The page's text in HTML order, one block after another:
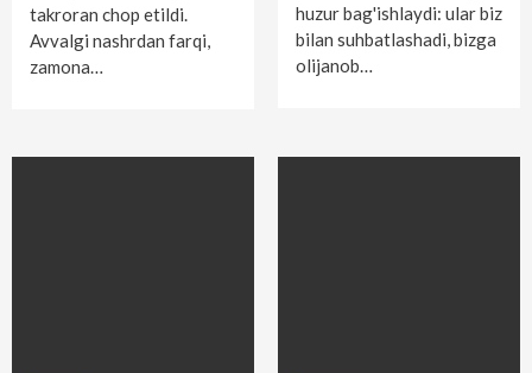
takroran chop etildi.
Avvalgi nashrdan farqi,
zamona…
huzur bag'ishlaydi: ular biz
bilan suhbatlashadi, bizga
olijanob…